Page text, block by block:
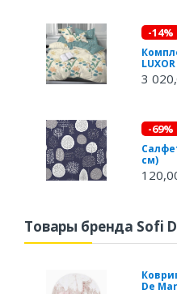
-14%
LUXOR
3
-69%
см)
Товары бренда Sofi
De